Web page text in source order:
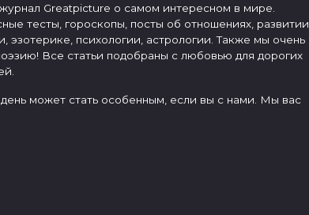
Greatpicture о самом интересном в мире.
тесты, гороскопы, посты об отношениях, развитии
эзотерике, психологии, астрологии. Также мы очень
Все статьи подобраны с любовью для дорогих
может стать особенным, если вы с нами. Мы вас